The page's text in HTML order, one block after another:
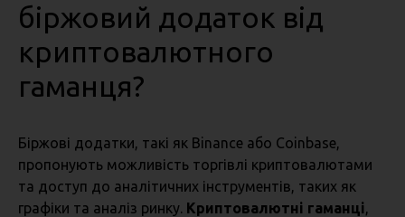
біржовий додаток від
криптовалютного
гаманця?
Біржові додатки, такі як Binance або Coinbase,
пропонують можливість торгівлі криптовалютами
та доступ до аналітичних інструментів, таких як
графіки та аналіз ринку. Криптовалютні гаманці,